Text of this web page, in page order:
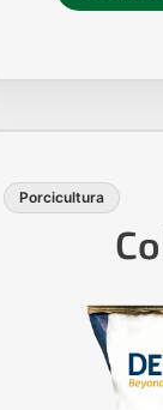
Porcicultura